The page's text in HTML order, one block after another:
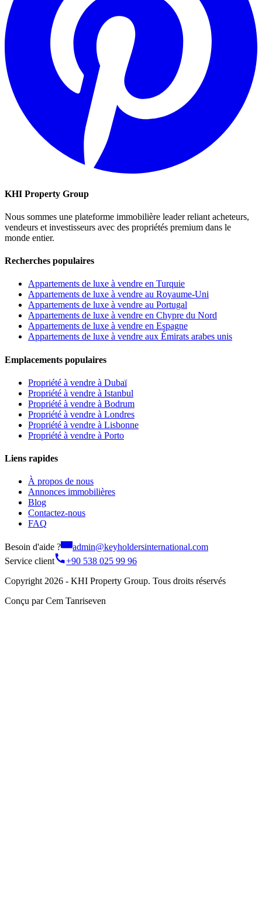
KHI Property Group
Nous sommes une plateforme immobilière leader reliant acheteurs,
vendeurs et investisseurs avec des propriétés premium dans le
monde entier.
Recherches populaires
Appartements de luxe à vendre en Turquie
Appartements de luxe à vendre au Royaume-Uni
Appartements de luxe à vendre au Portugal
Appartements de luxe à vendre en Chypre du Nord
Appartements de luxe à vendre en Espagne
Appartements de luxe à vendre aux Émirats arabes unis
Emplacements populaires
Propriété à vendre à Dubaï
Propriété à vendre à Istanbul
Propriété à vendre à Bodrum
Propriété à vendre à Londres
Propriété à vendre à Lisbonne
Propriété à vendre à Porto
Liens rapides
À propos de nous
Annonces immobilières
Blog
Contactez-nous
FAQ
Besoin d'aide ?
admin@keyholdersinternational.com
Service client
+90 538 025 99 96
Copyright 2026 - KHI Property Group. Tous droits réservés
Conçu par Cem Tanriseven